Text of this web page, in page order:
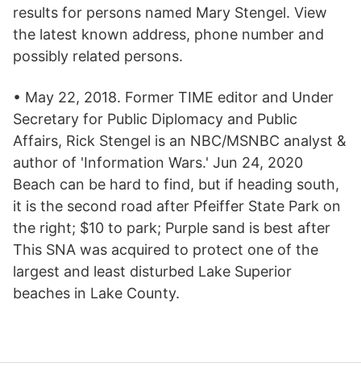
results for persons named Mary Stengel. View
the latest known address, phone number and
possibly related persons.
• May 22, 2018. Former TIME editor and Under
Secretary for Public Diplomacy and Public
Affairs, Rick Stengel is an NBC/MSNBC analyst &
author of 'Information Wars.' Jun 24, 2020
Beach can be hard to find, but if heading south,
it is the second road after Pfeiffer State Park on
the right; $10 to park; Purple sand is best after
This SNA was acquired to protect one of the
largest and least disturbed Lake Superior
beaches in Lake County.